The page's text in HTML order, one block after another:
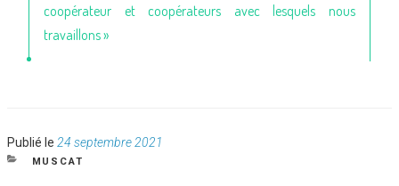
coopérateur et coopérateurs avec lesquels nous
travaillons »
Publié le Publié
le
24 septembre 2021
CATÉGORIES
MUSCAT